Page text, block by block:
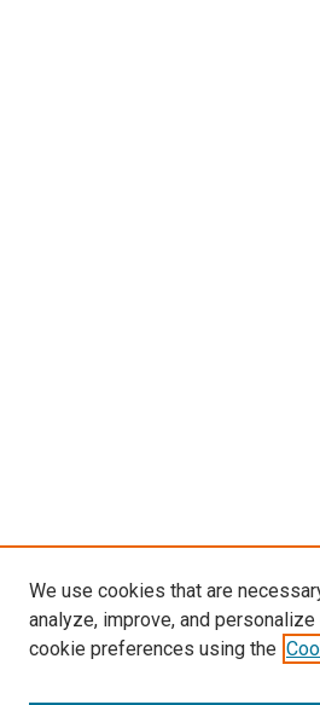
We use cookies that are
analyze, improve, and
cookie preferences using the